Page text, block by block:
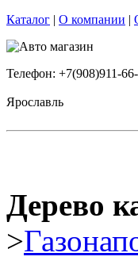
Каталог | О компании |
Телефон: +7(908)911-
Ярославль
Дерево
>